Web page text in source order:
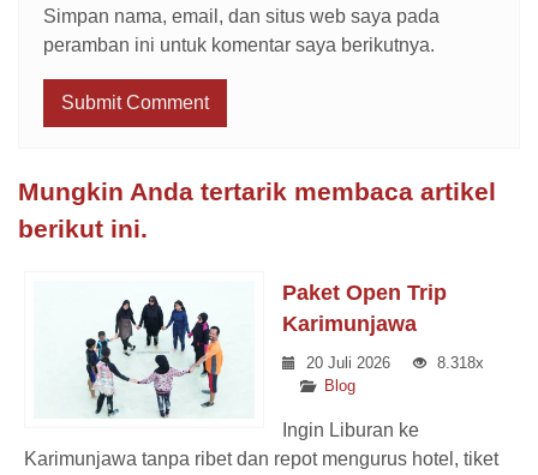
Simpan nama, email, dan situs web saya pada
peramban ini untuk komentar saya berikutnya.
Mungkin Anda tertarik membaca artikel
berikut ini.
Paket Open Trip
Karimunjawa
20 Juli 2026
8.318x
Blog
Ingin Liburan ke
Karimunjawa tanpa ribet dan repot mengurus hotel, tiket